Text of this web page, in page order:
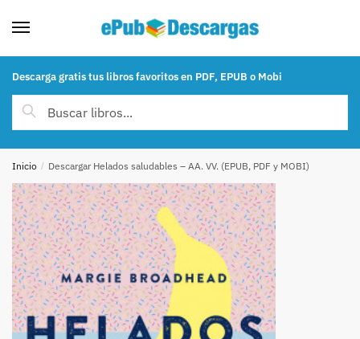
Descarga gratis tus libros favoritos en PDF, EPUB o Mobi
Buscar por:
Buscar
Inicio / Descargar Helados saludables – AA. VV. (EPUB, PDF y MOBI)